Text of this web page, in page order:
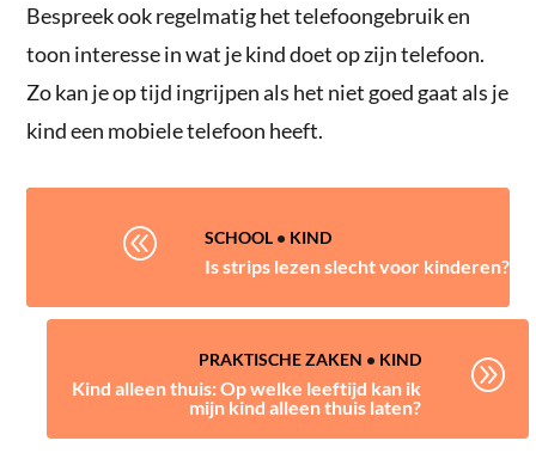
Bespreek ook regelmatig het telefoongebruik en
toon interesse in wat je kind doet op zijn telefoon.
Zo kan je op tijd ingrijpen als het niet goed gaat als je
kind een mobiele telefoon heeft.
@ SCHOOL• KIND
Is strips lezen slecht voor kinderen?
PRAKTISCHE ZAKEN • KIND
Kind alleen thuis: Op welke leeftijd kan ik
mijn kind alleen thuis laten?
A